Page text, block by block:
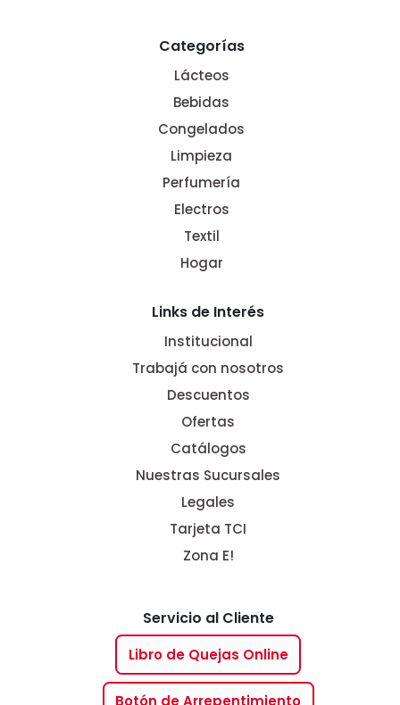
Categorías
Lácteos
Bebidas
Congelados
Limpieza
Perfumería
Electros
Textil
Hogar
Links de Interés
Institucional
Trabajá con nosotros
Descuentos
Ofertas
Catálogos
Nuestras Sucursales
Legales
Tarjeta TCI
Zona E!
Servicio al Cliente
Libro de Quejas Online